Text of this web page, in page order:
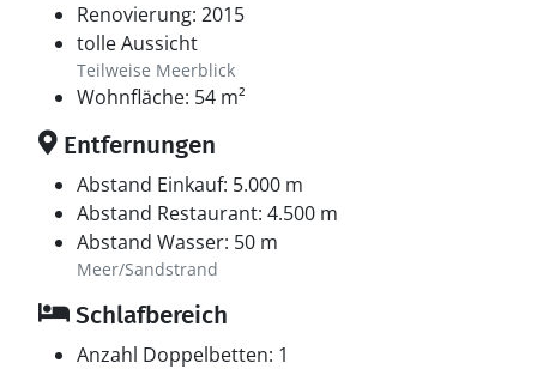
Renovierung: 2015
tolle Aussicht
Teilweise Meerblick
Wohnfläche: 54 m²
Entfernungen
Abstand Einkauf: 5.000 m
Abstand Restaurant: 4.500 m
Abstand Wasser: 50 m
Meer/Sandstrand
Schlafbereich
Anzahl Doppelbetten: 1